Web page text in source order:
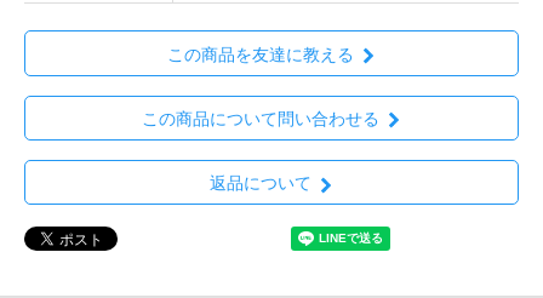
この商品を友達に教える
この商品について問い合わせる
返品について